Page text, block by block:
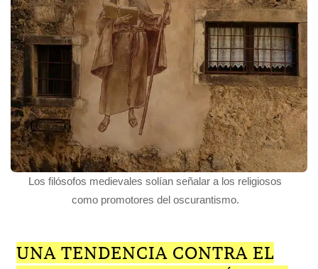
Los filósofos medievales solían señalar a los religiosos
como promotores del oscurantismo.
UNA TENDENCIA CONTRA EL